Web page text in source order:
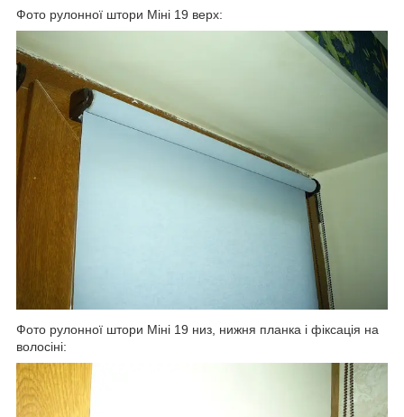
Фото рулонної штори Міні 19 верх:
Фото рулонної штори Міні 19 низ, нижня планка і фіксація на
волосіні: